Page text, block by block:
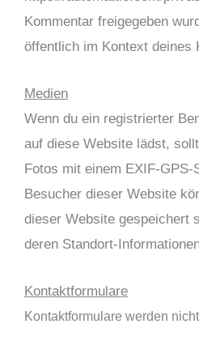
Kommentar freigegeben
öffentlich im Kontext deines
Medien
Wenn du ein registrierter
auf diese Website lädst,
Fotos mit einem EXIF-GPS-
Besucher dieser Website
dieser Website gespeichert
deren Standort-
Kontaktformulare
Kontaktformulare werden